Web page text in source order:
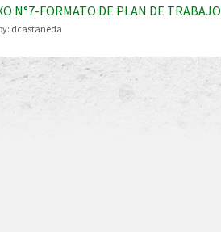
N°7-FORMATO DE PLAN DE TRABAJO
dcastaneda